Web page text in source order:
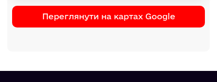
Переглянути на картах Google